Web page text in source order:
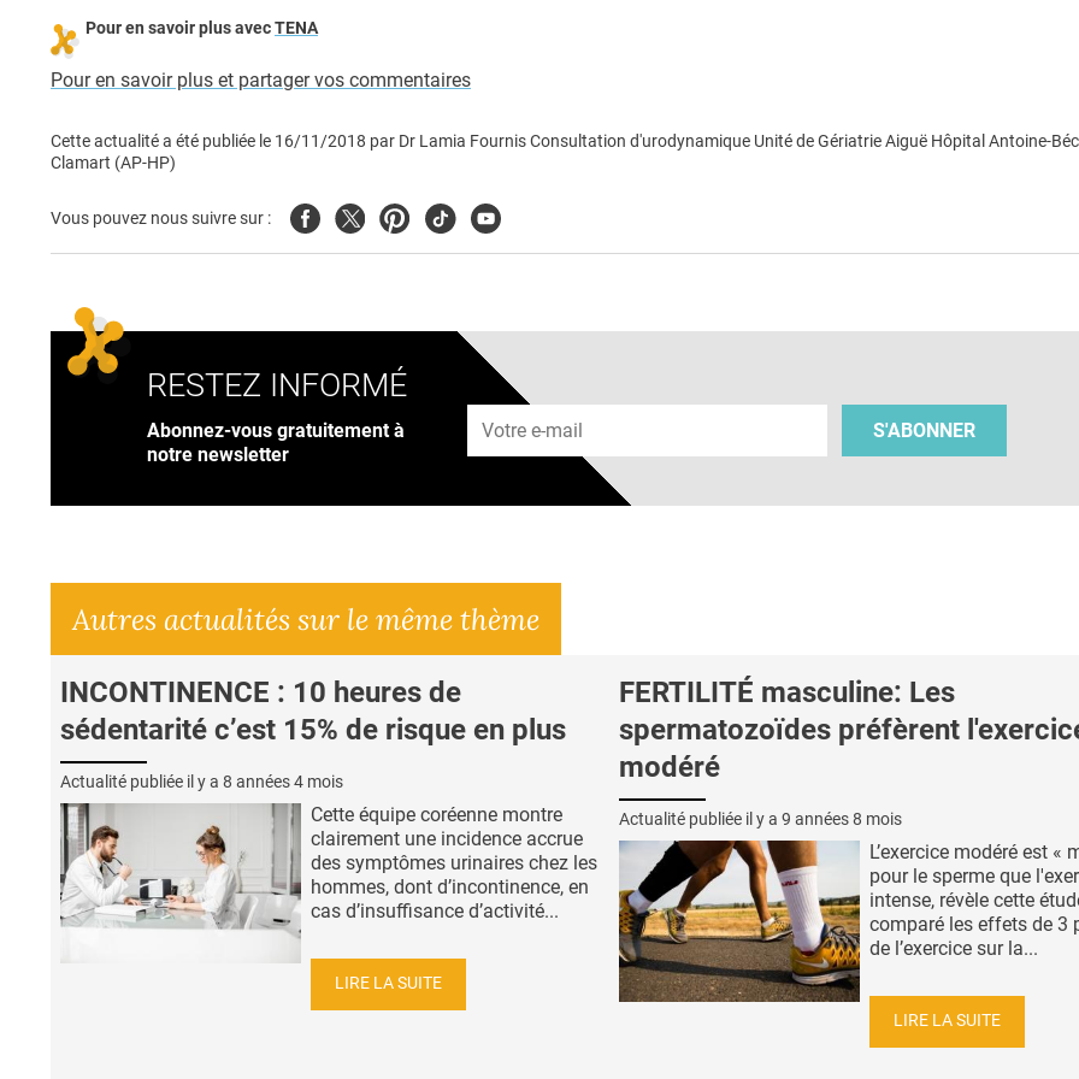
Pour en savoir plusavecTENA
Pour en savoir plus et partager vos commentaires
Cette actualité a été publiée le 16/11/2018 par Dr Lamia Fournis Consultation d'urodynamique Unité de Gériatrie Aiguë Hôpital Antoine-
Clamart (AP-HP)
Vous pouvez nous suivre sur : FacebookTwitterPinterest
TiktokYoutube
RESTEZ INFORMÉ
Abonnez-vous gratuitement à
notre newsletter
Adresse e-mail
S'ABONNER
Autres actualités sur le même thème
INCONTINENCE : 10 heures de
sédentarité c’est 15% de risque en plus
Actualité publiée il y a 8 années 4 mois
Cette équipe coréenne montre
clairement une incidence accrue
des symptômes urinaires chez les
hommes, dont d’incontinence, en
cas d’insuffisance d’activité...
LIRE LA SUITE
FERTILITÉ masculine: Les
spermatozoïdes préfèrent
modéré
Actualité publiée il y a 9 années 8 mois
L’exercice modéré est «
pour le sperme que
intense, révèle cette
comparé les effets de 3
de l’exercice sur la...
LIRE LA SUITE